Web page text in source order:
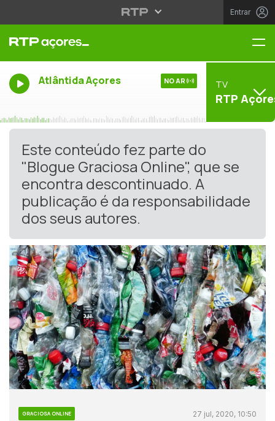
Entrar
Atlântida Açores NO AR TV
RTP
Este conteúdo fez parte do
"Blogue Graciosa Online", que se
encontra descontinuado. A
publicação é da responsabilidade
dos seus autores.
GRACIOSA ONLINE 27 jul, 2020, 10:50